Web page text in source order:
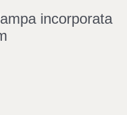
incorporata